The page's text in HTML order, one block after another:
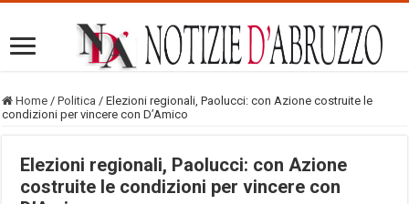
Home / Politica / Elezioni regionali, Paolucci: con Azione costruite le
condizioni per vincere con D’Amico
Elezioni regionali, Paolucci: con Azione
costruite le condizioni per vincere con